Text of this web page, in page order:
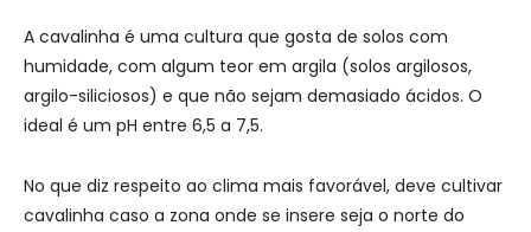
A cavalinha é uma cultura que gosta de solos com
humidade, com algum teor em argila (solos argilosos,
argilo-siliciosos) e que não sejam demasiado ácidos. O
ideal é um pH entre 6,5 a 7,5.
No que diz respeito ao clima mais favorável, deve cultivar
cavalinha caso a zona onde se insere seja o norte do